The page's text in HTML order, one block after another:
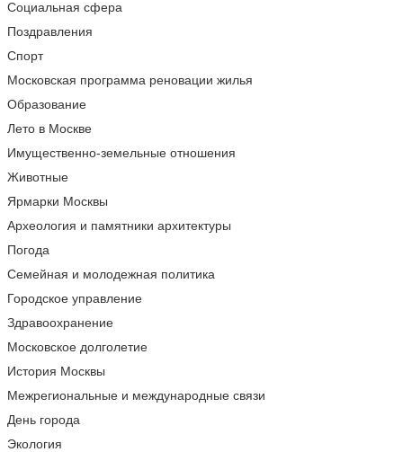
Социальная сфера
Поздравления
Спорт
Московская программа реновации жилья
Образование
Лето в Москве
Имущественно-земельные отношения
Животные
Ярмарки Москвы
Археология и памятники архитектуры
Погода
Семейная и молодежная политика
Городское управление
Здравоохранение
Московское долголетие
История Москвы
Межрегиональные и международные связи
День города
Экология